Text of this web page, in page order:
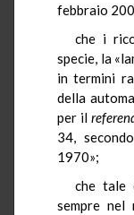
febbraio
che i
specie, la
in termini
della
per il
34,
1970»;
che tale
sempre nel